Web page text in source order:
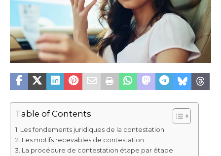
Table of Contents
Les fondements juridiques de la contestation
Les motifs recevables de contestation
La procédure de contestation étape par étape